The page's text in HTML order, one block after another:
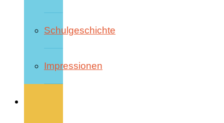
Schulgeschichte
Impressionen